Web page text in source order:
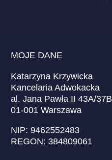
MOJE DANE
Katarzyna Krzywicka
Kancelaria Adwokacka
al. Jana Pawła II 43A/37B
01-001 Warszawa
NIP: 9462552483
REGON: 384809061